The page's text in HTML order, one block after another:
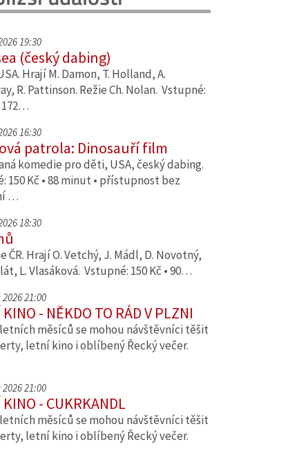
19:30
(český dabing)
Hrají M. Damon, T. Holland, A.
R. Pattinson. Režie Ch. Nolan. Vstupné:
172…
16:30
patrola: Dinosauří film
komedie pro děti, USA, český dabing.
150 Kč • 88 minut • přístupnost bez
…
18:30
ČR. Hrají O. Vetchý, J. Mádl, D. Novotný,
L. Vlasáková. Vstupné: 150 Kč • 90…
21:00
- NĚKDO TO RÁD V PLZNI
měsíců se mohou návštěvníci těšit
letní kino i oblíbený Řecký večer.
21:00
- CUKRKANDL
měsíců se mohou návštěvníci těšit
letní kino i oblíbený Řecký večer.